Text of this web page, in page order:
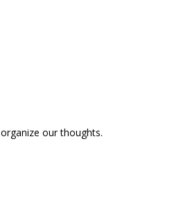
our thoughts.